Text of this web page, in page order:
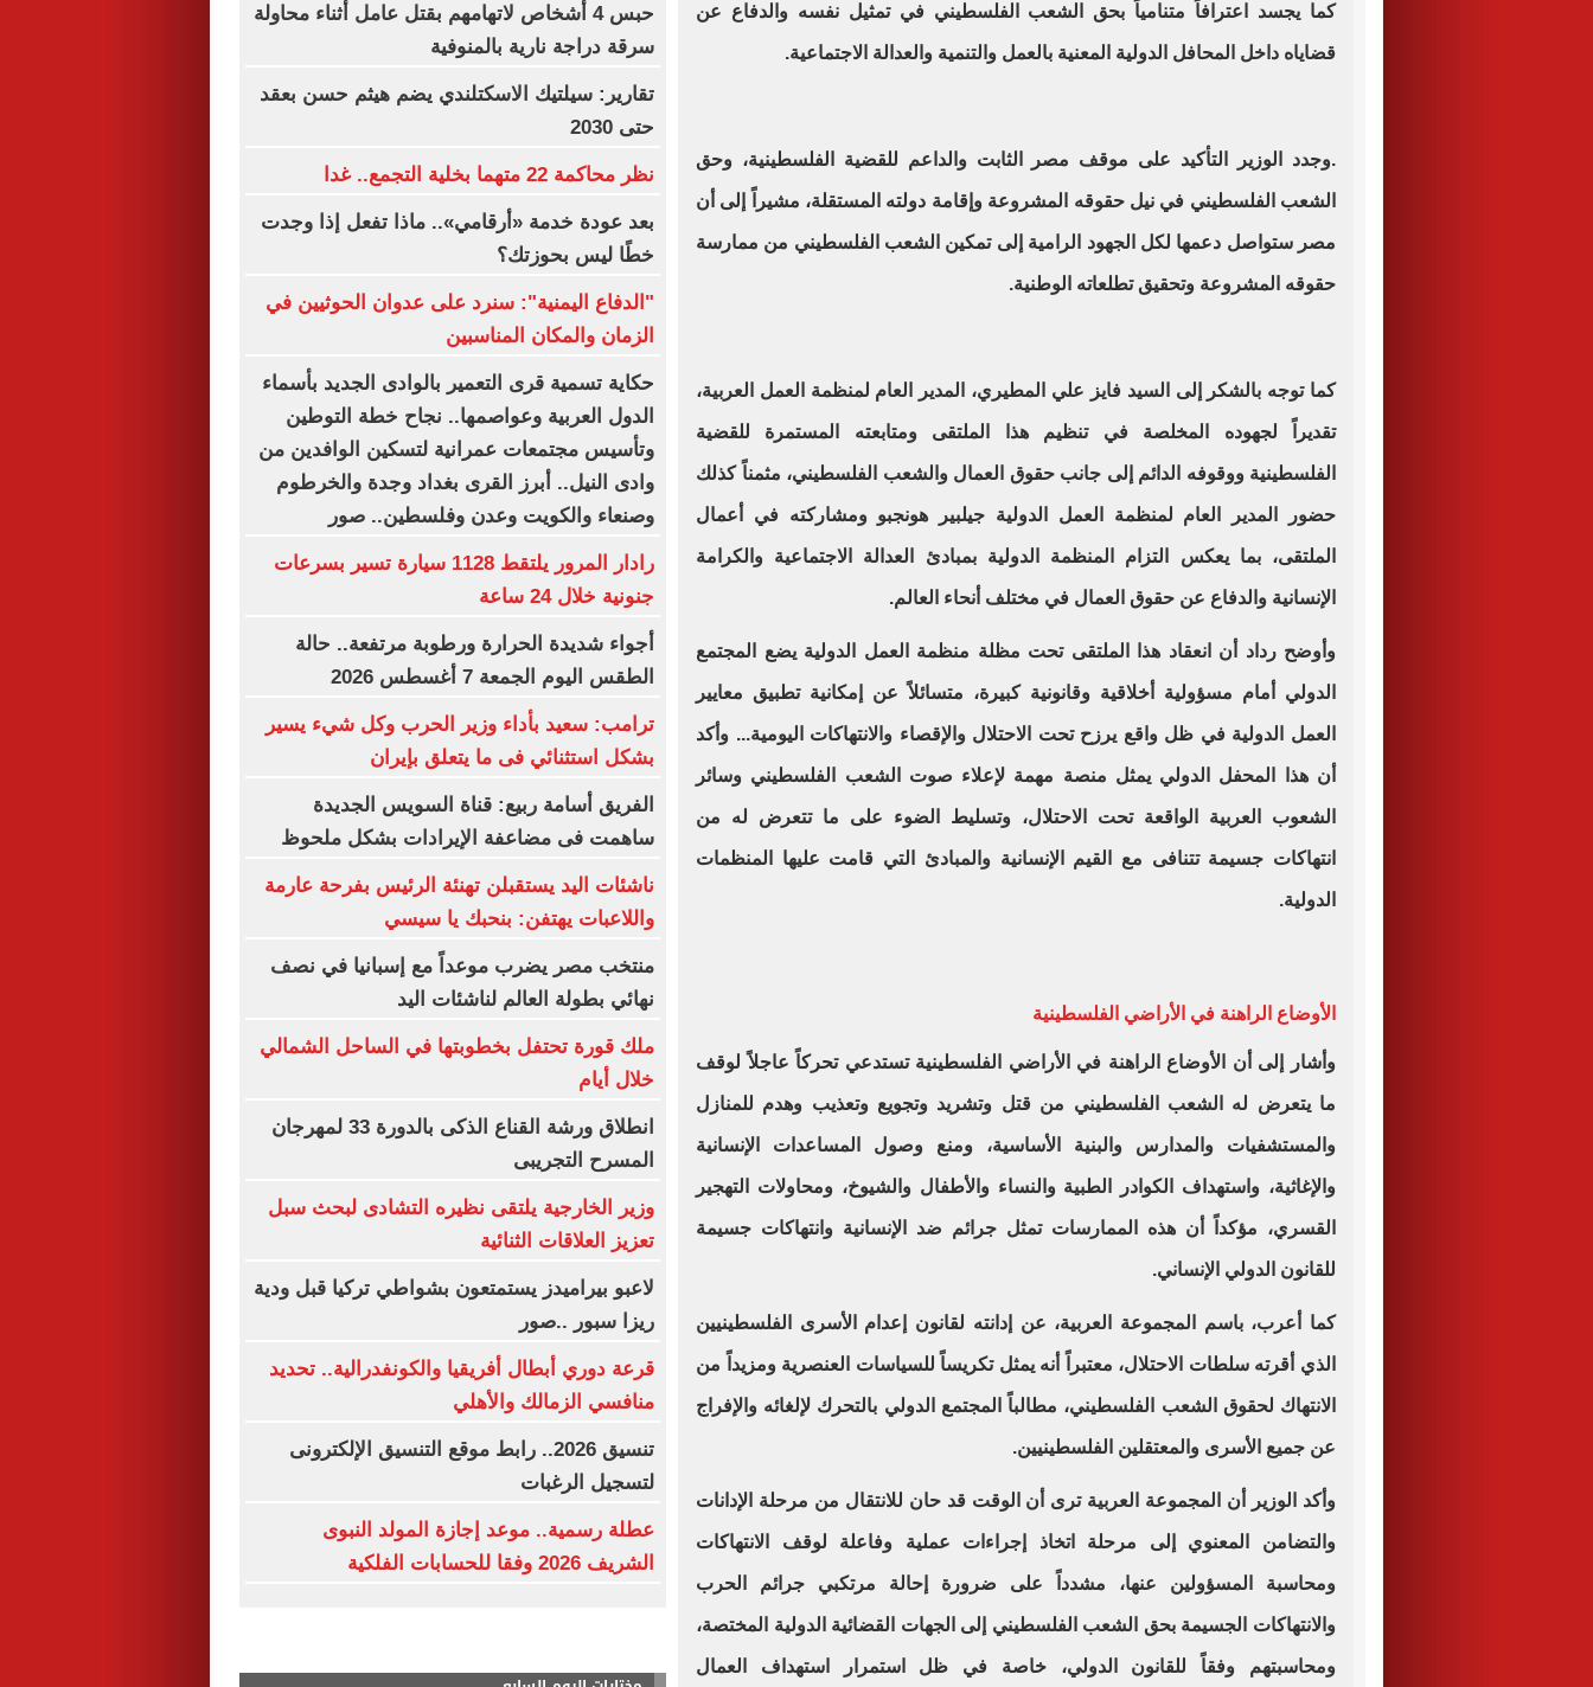
كما يجسد اعترافاً متنامياً بحق الشعب الفلسطيني في تمثيل نفسه والدفاع عن
قضاياه داخل المحافل الدولية المعنية بالعمل والتنمية والعدالة الاجتماعية.
.وجدد الوزير التأكيد على موقف مصر الثابت والداعم للقضية الفلسطينية، وحق
الشعب الفلسطيني في نيل حقوقه المشروعة وإقامة دولته المستقلة، مشيراً إلى أن
مصر ستواصل دعمها لكل الجهود الرامية إلى تمكين الشعب الفلسطيني من ممارسة
حقوقه المشروعة وتحقيق تطلعاته الوطنية.
كما توجه بالشكر إلى السيد فايز علي المطيري، المدير العام لمنظمة العمل العربية،
تقديراً لجهوده المخلصة في تنظيم هذا الملتقى ومتابعته المستمرة للقضية
الفلسطينية ووقوفه الدائم إلى جانب حقوق العمال والشعب الفلسطيني، مثمناً كذلك
حضور المدير العام لمنظمة العمل الدولية جيلبير هونجبو ومشاركته في أعمال
الملتقى، بما يعكس التزام المنظمة الدولية بمبادئ العدالة الاجتماعية والكرامة
الإنسانية والدفاع عن حقوق العمال في مختلف أنحاء العالم.
وأوضح رداد أن انعقاد هذا الملتقى تحت مظلة منظمة العمل الدولية يضع المجتمع
الدولي أمام مسؤولية أخلاقية وقانونية كبيرة، متسائلاً عن إمكانية تطبيق معايير
العمل الدولية في ظل واقع يرزح تحت الاحتلال والإقصاء والانتهاكات اليومية... وأكد
أن هذا المحفل الدولي يمثل منصة مهمة لإعلاء صوت الشعب الفلسطيني وسائر
الشعوب العربية الواقعة تحت الاحتلال، وتسليط الضوء على ما تتعرض له من
انتهاكات جسيمة تتنافى مع القيم الإنسانية والمبادئ التي قامت عليها المنظمات
الدولية.
الأوضاع الراهنة في الأراضي الفلسطينية
وأشار إلى أن الأوضاع الراهنة في الأراضي الفلسطينية تستدعي تحركاً عاجلاً لوقف
ما يتعرض له الشعب الفلسطيني من قتل وتشريد وتجويع وتعذيب وهدم للمنازل
والمستشفيات والمدارس والبنية الأساسية، ومنع وصول المساعدات الإنسانية
والإغاثية، واستهداف الكوادر الطبية والنساء والأطفال والشيوخ، ومحاولات التهجير
القسري، مؤكداً أن هذه الممارسات تمثل جرائم ضد الإنسانية وانتهاكات جسيمة
للقانون الدولي الإنساني.
كما أعرب، باسم المجموعة العربية، عن إدانته لقانون إعدام الأسرى الفلسطينيين
الذي أقرته سلطات الاحتلال، معتبراً أنه يمثل تكريساً للسياسات العنصرية ومزيداً من
الانتهاك لحقوق الشعب الفلسطيني، مطالباً المجتمع الدولي بالتحرك لإلغائه والإفراج
عن جميع الأسرى والمعتقلين الفلسطينيين.
وأكد الوزير أن المجموعة العربية ترى أن الوقت قد حان للانتقال من مرحلة الإدانات
والتضامن المعنوي إلى مرحلة اتخاذ إجراءات عملية وفاعلة لوقف الانتهاكات
ومحاسبة المسؤولين عنها، مشدداً على ضرورة إحالة مرتكبي جرائم الحرب
والانتهاكات الجسيمة بحق الشعب الفلسطيني إلى الجهات القضائية الدولية المختصة،
ومحاسبتهم وفقاً للقانون الدولي، خاصة في ظل استمرار استهداف العمال
حبس 4 أشخاص لاتهامهم بقتل عامل أثناء محاولة
سرقة دراجة نارية بالمنوفية
تقارير: سيلتيك الاسكتلندي يضم هيثم حسن بعقد
حتى 2030
نظر محاكمة 22 متهما بخلية التجمع.. غدا
بعد عودة خدمة «أرقامي».. ماذا تفعل إذا وجدت
خطًا ليس بحوزتك؟
"الدفاع اليمنية": سنرد على عدوان الحوثيين في
الزمان والمكان المناسبين
حكاية تسمية قرى التعمير بالوادى الجديد بأسماء
الدول العربية وعواصمها.. نجاح خطة التوطين
وتأسيس مجتمعات عمرانية لتسكين الوافدين من
وادى النيل.. أبرز القرى بغداد وجدة والخرطوم
وصنعاء والكويت وعدن وفلسطين.. صور
رادار المرور يلتقط 1128 سيارة تسير بسرعات
جنونية خلال 24 ساعة
أجواء شديدة الحرارة ورطوبة مرتفعة.. حالة
الطقس اليوم الجمعة 7 أغسطس 2026
ترامب: سعيد بأداء وزير الحرب وكل شيء يسير
بشكل استثنائي فى ما يتعلق بإيران
الفريق أسامة ربيع: قناة السويس الجديدة
ساهمت فى مضاعفة الإيرادات بشكل ملحوظ
ناشئات اليد يستقبلن تهنئة الرئيس بفرحة عارمة
واللاعبات يهتفن: بنحبك يا سيسي
منتخب مصر يضرب موعداً مع إسبانيا في نصف
نهائي بطولة العالم لناشئات اليد
ملك قورة تحتفل بخطوبتها في الساحل الشمالي
خلال أيام
انطلاق ورشة القناع الذكى بالدورة 33 لمهرجان
المسرح التجريبى
وزير الخارجية يلتقى نظيره التشادى لبحث سبل
تعزيز العلاقات الثنائية
لاعبو بيراميدز يستمتعون بشواطي تركيا قبل ودية
ريزا سبور ..صور
قرعة دوري أبطال أفريقيا والكونفدرالية.. تحديد
منافسي الزمالك والأهلي
تنسيق 2026.. رابط موقع التنسيق الإلكترونى
لتسجيل الرغبات
عطلة رسمية.. موعد إجازة المولد النبوى
الشريف 2026 وفقا للحسابات الفلكية